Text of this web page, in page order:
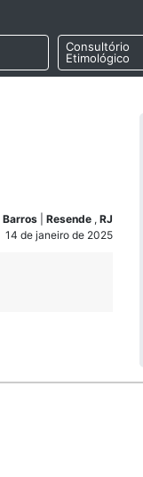
Consultório
Etimológico
Resende , RJ
14 de janeiro de 2025